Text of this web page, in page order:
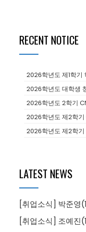
RECENT NOTICE
LATEST NEWS
[취업소식] 박준영
[취업소식] 조예진